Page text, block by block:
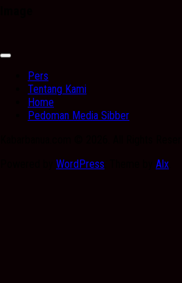
Expand
Pers
Tentang Kami
Home
Pedoman Media Sibber
WordPress Alx